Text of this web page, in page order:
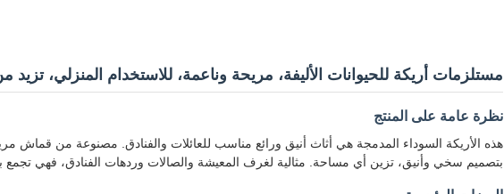
مستلزمات أريكة للحيوانات الأليفة، مريحة وناعمة، للاستخدام المنزلي، تزيد
نظرة عامة على المنتج
هذه الأريكة السوداء المدمجة هي أثاث أنيق ورائع مناسب للعائلات والفنادق. مصنوعة من قماش
بتصميم سخي وأنيق، تزين أي مساحة. مثالية لغرف المعيشة والصالات وردهات الفنادق، فهي تجمع